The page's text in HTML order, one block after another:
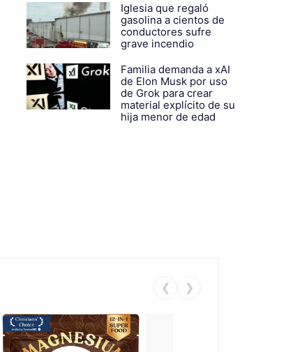
Iglesia que regaló
gasolina a cientos de
conductores sufre
grave incendio
Familia demanda a xAI
de Elon Musk por uso
de Grok para crear
material explícito de su
hija menor de edad
❮ ❯